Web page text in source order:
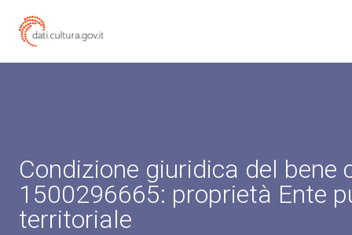
Condizione giuridica del bene
1500296665: proprietà Ente
territoriale